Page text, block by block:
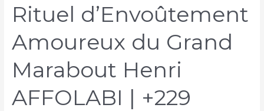
Rituel d’Envoûtement
Amoureux du Grand
Marabout Henri
AFFOLABI | +229